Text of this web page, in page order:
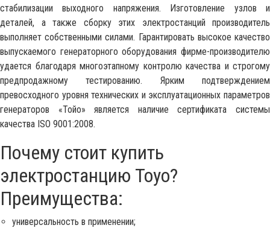
стабилизации выходного напряжения. Изготовление узлов и
деталей, а также сборку этих электростанций производитель
выполняет собственными силами. Гарантировать высокое качество
выпускаемого генераторного оборудования фирме-производителю
удается благодаря многоэтапному контролю качества и строгому
предпродажному тестированию. Ярким подтверждением
превосходного уровня технических и эксплуатационных параметров
генераторов «Тойо» является наличие сертификата системы
качества ISO 9001:2008.
Почему стоит купить
электростанцию Toyo?
Преимущества:
универсальность в применении;